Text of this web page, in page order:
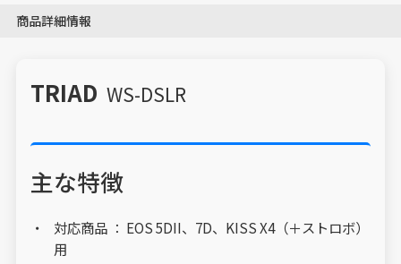
商品詳細情報
TRIAD WS-DSLR
主な特徴
対応商品 ： EOS 5DII、7D、KISS X4（＋ストロボ）
用